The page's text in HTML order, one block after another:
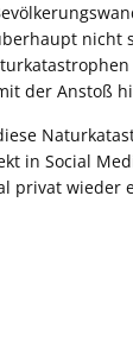
der Anstoß
in Social
privat wieder